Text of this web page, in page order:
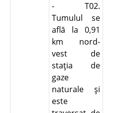
- T02.
Tumulul se
află la 0,91
km nord-
vest de
staţia de
gaze
naturale şi
este